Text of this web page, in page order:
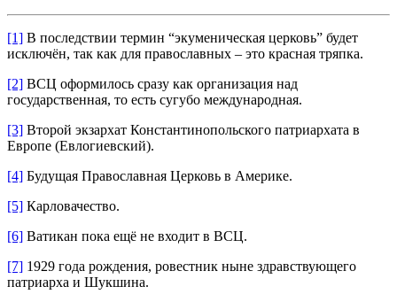
[1] В последствии термин “экуменическая церковь” будет
исключён, так как для православных – это красная тряпка.
[2] ВСЦ оформилось сразу как организация над
государственная, то есть сугубо международная.
[3] Второй экзархат Константинопольского патриархата в
Европе (Евлогиевский).
[4] Будущая Православная Церковь в Америке.
[5] Карловачество.
[6] Ватикан пока ещё не входит в ВСЦ.
[7] 1929 года рождения, ровестник ныне здравствующего
патриарха и Шукшина.